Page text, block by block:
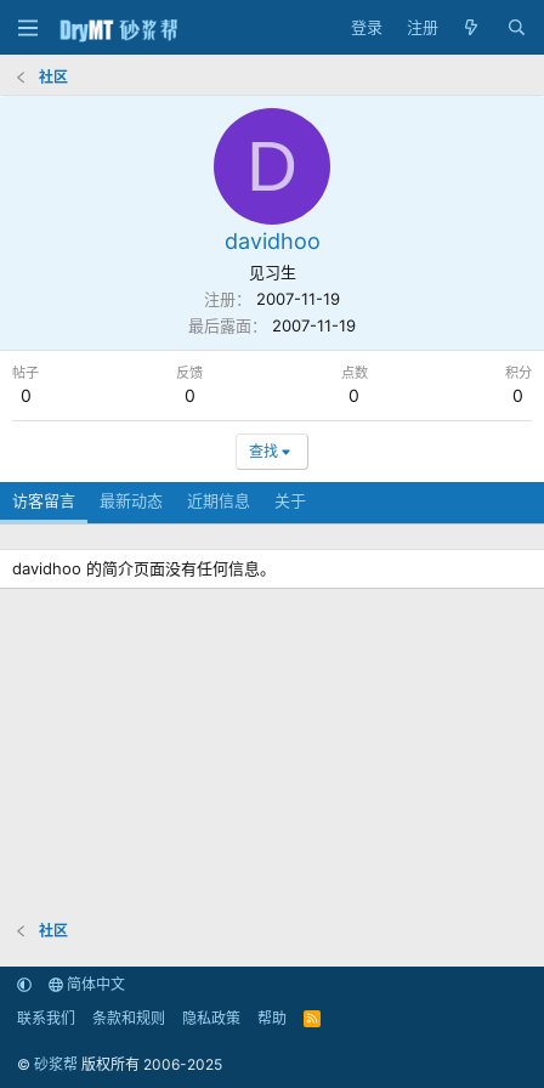
登录 注册
社区
D
davidhoo
见习生
注册
2007-11-19
最后露面
2007-11-19
帖子
0
反馈
0
点数
0
积分
0
查找
访客留言 最新动态 近期信息 关于
davidhoo 的简介页面没有任何信息。
社区
简体中文
联系我们
条款和规则 隐私政策 帮助
R
© 砂浆帮 版权所有 2006-2025